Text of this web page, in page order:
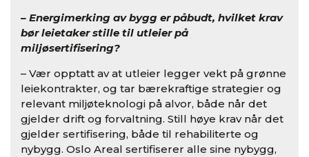
– Energimerking av bygg er påbudt, hvilket krav
bør leietaker stille til utleier på
miljøsertifisering?
– Vær opptatt av at utleier legger vekt på grønne
leiekontrakter, og tar bærekraftige strategier og
relevant miljøteknologi på alvor, både når det
gjelder drift og forvaltning. Still høye krav når det
gjelder sertifisering, både til rehabiliterte og
nybygg. Oslo Areal sertifiserer alle sine nybygg,